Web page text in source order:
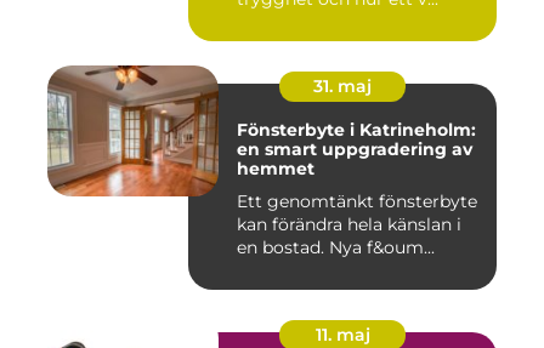
31. maj
Fönsterbyte i Katrineholm:
en smart uppgradering av
hemmet
Ett genomtänkt fönsterbyte
kan förändra hela känslan i
en bostad. Nya f&oum...
11. maj